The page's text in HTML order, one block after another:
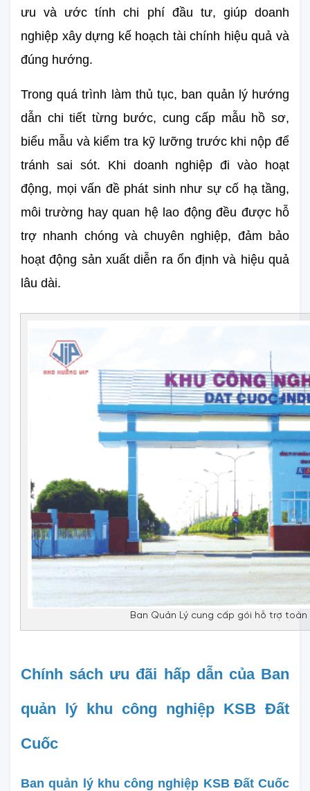
ưu và ước tính chi phí đầu tư, giúp doanh
nghiệp xây dựng kế hoạch tài chính hiệu quả và
đúng hướng.
Trong quá trình làm thủ tục, ban quản lý hướng
dẫn chi tiết từng bước, cung cấp mẫu hồ sơ,
biểu mẫu và kiểm tra kỹ lưỡng trước khi nộp để
tránh sai sót. Khi doanh nghiệp đi vào hoạt
động, mọi vấn đề phát sinh như sự cố hạ tầng,
môi trường hay quan hệ lao động đều được hỗ
trợ nhanh chóng và chuyên nghiệp, đảm bảo
hoạt động sản xuất diễn ra ổn định và hiệu quả
lâu dài.
Ban Quản Lý cung cấp gói hỗ trợ
Chính sách ưu đãi hấp dẫn của Ban
quản lý khu công nghiệp KSB Đất
Cuốc
Ban quản lý khu công nghiệp KSB Đất Cuốc